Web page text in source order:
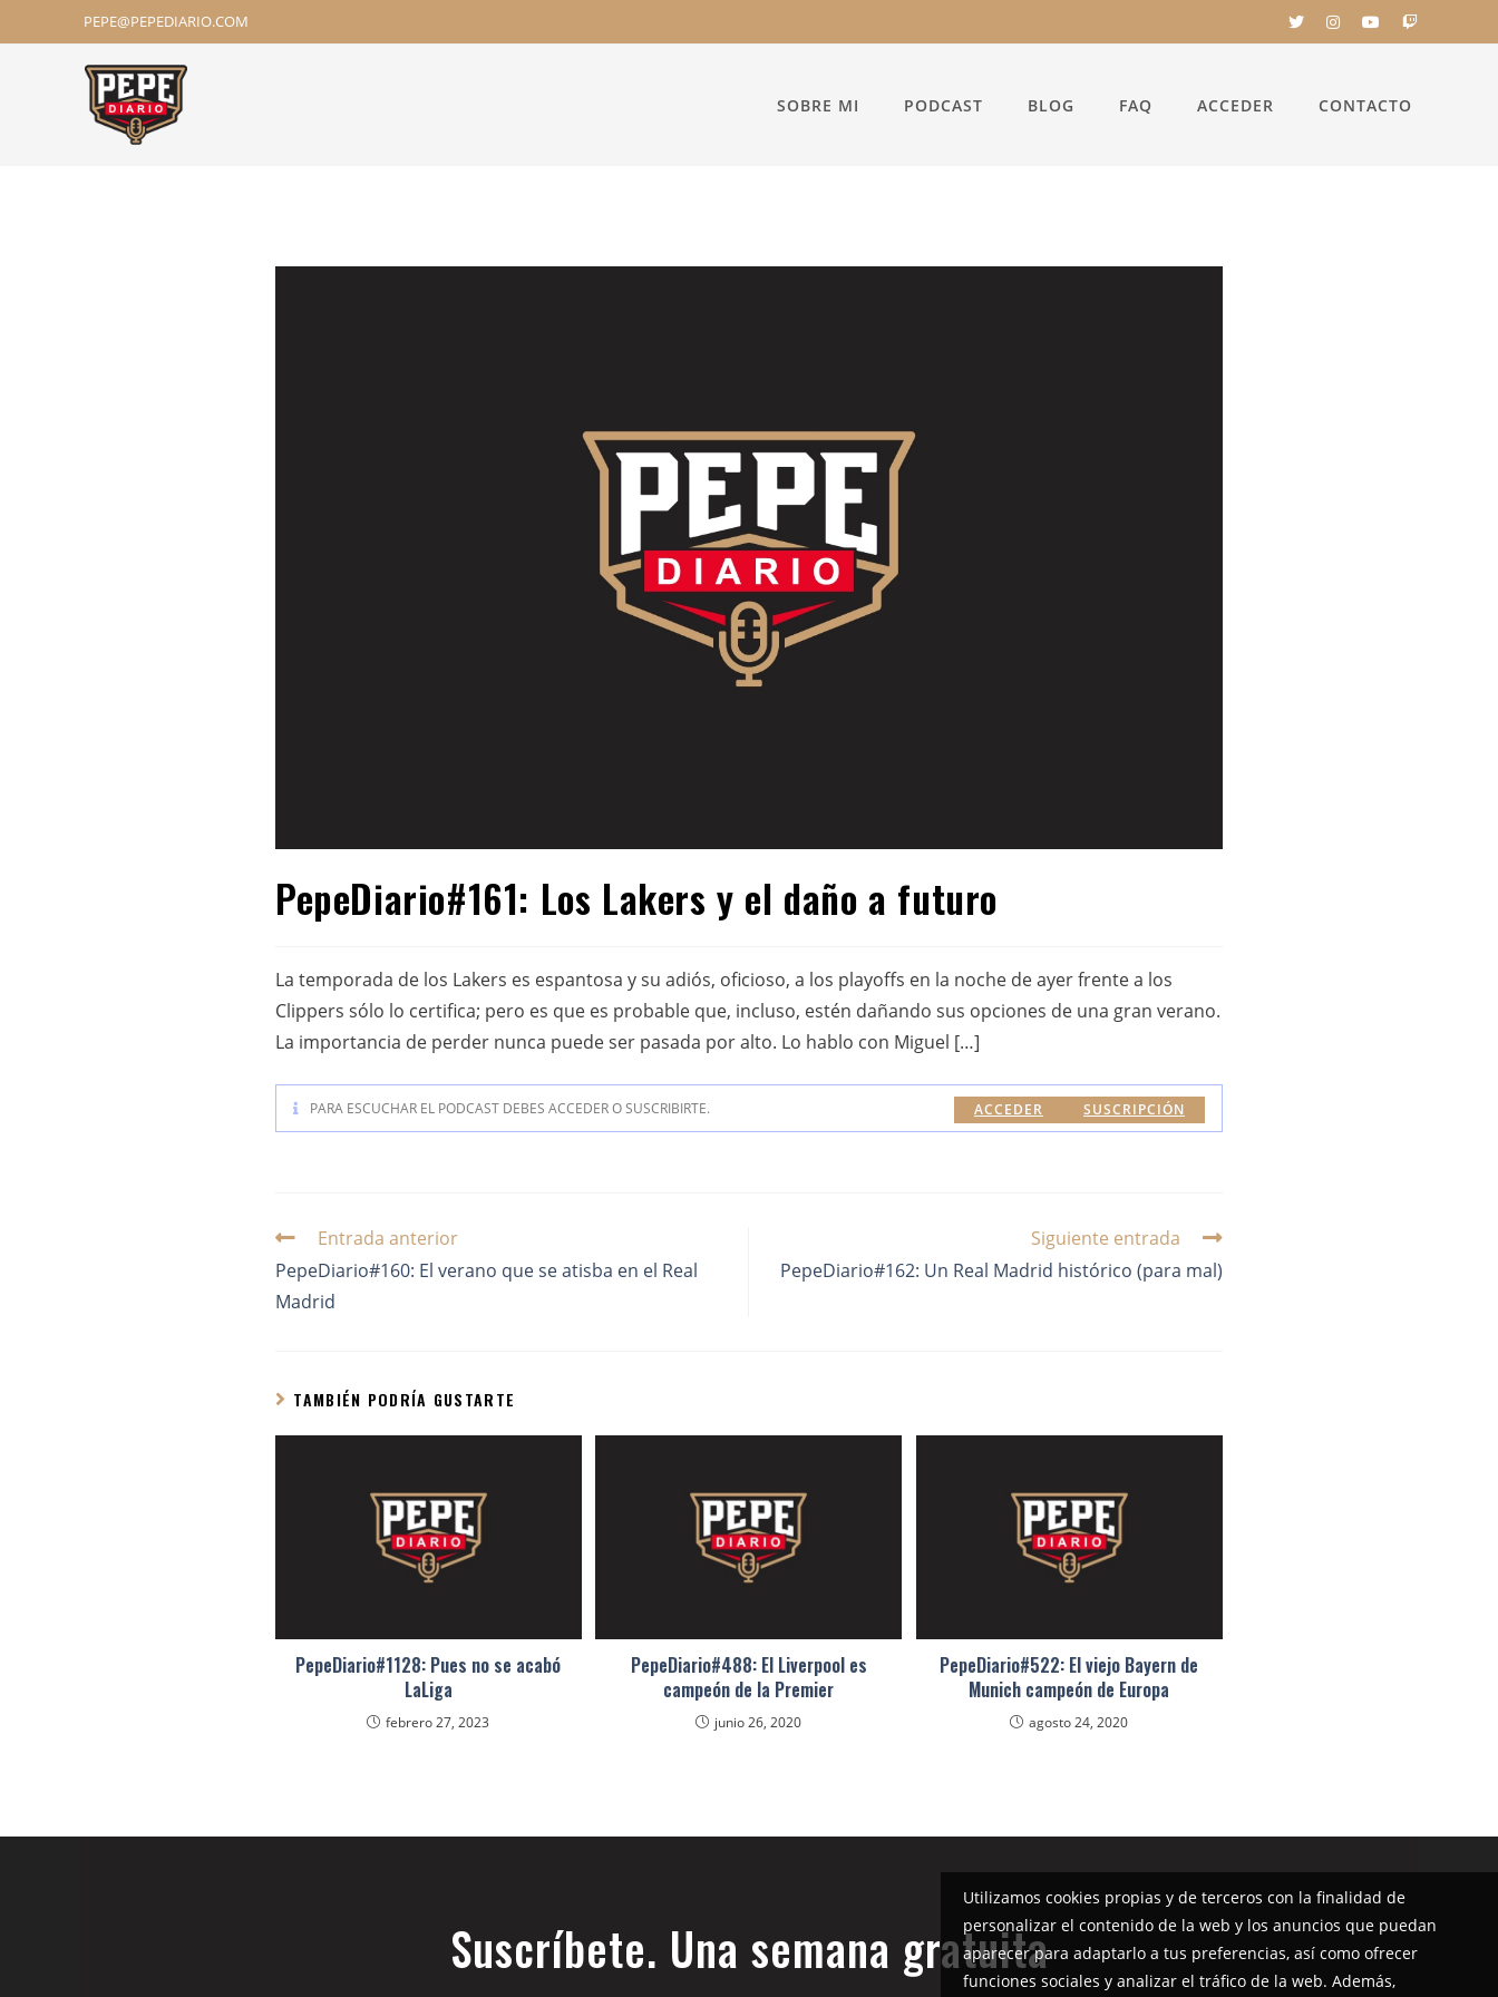
PEPE@PEPEDIARIO.COM
SOBRE MI PODCAST BLOG FAQ ACCEDER CONTACTO
PepeDiario#161: Los Lakers y el daño a futuro
La temporada de los Lakers es espantosa y su adiós, oficioso, a los playoffs en la noche de ayer frente a los
Clippers sólo lo certifica; pero es que es probable que, incluso, estén dañando sus opciones de una gran verano.
La importancia de perder nunca puede ser pasada por alto. Lo hablo con Miguel […]
PARA ESCUCHAR EL PODCAST DEBES ACCEDER O SUSCRIBIRTE. SUSCRIPCIÓN
ACCEDER
Entrada anterior
PepeDiario#160: El verano que se atisba en el Real
Madrid
Siguiente entrada
PepeDiario#162: Un Real Madrid histórico (para mal)
TAMBIÉN PODRÍA GUSTARTE
PepeDiario#1128: Pues no se acabó
LaLiga
febrero 27, 2023
PepeDiario#488: El Liverpool es
campeón de la Premier
junio 26, 2020
PepeDiario#522: El viejo Bayern de
Munich campeón de Europa
agosto 24, 2020
Suscríbete. Una semana gratuita
Utilizamos cookies propias y de terceros con la finalidad de
personalizar el contenido de la web y los anuncios que puedan
aparecer para adaptarlo a tus preferencias, así como ofrecer
funciones sociales y analizar el tráfico de la web. Además,